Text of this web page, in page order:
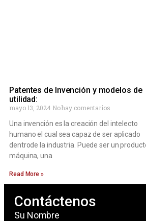
Patentes de Invención y modelos de
utilidad:
mayo 13, 2024 No hay comentarios
Una invención es la creación del intelecto
humano el cual sea capaz de ser aplicado
dentrode la industria. Puede ser un
máquina, una
Read More »
Contáctenos
Su Nombre